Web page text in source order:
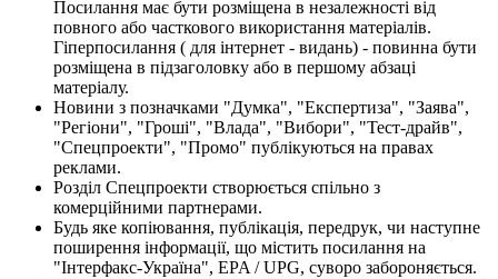
Посилання має бути розміщена в незалежності від
повного або часткового використання матеріалів.
Гіперпосилання ( для інтернет - видань) - повинна бути
розміщена в підзаголовку або в першому абзаці
матеріалу.
Новини з позначками "Думка", "Експертиза", "Заява",
"Регіони", "Гроші", "Влада", "Вибори", "Тест-драйв",
"Спецпроекти", "Промо" публікуються на правах
реклами.
Розділ Спецпроекти створюється спільно з
комерційними партнерами.
Будь яке копіювання, публікація, передрук, чи наступне
поширення інформації, що містить посилання на
"Інтерфакс-Україна", EPA / UPG, суворо забороняється.